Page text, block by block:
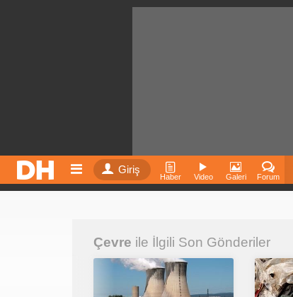
Giriş
Haber Video Galeri Forum
Çevre ile İlgili Son Gönderiler